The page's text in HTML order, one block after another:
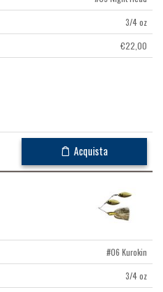
3/4 oz
€22,00
Acquista
#06 Kurokin
3/4 oz